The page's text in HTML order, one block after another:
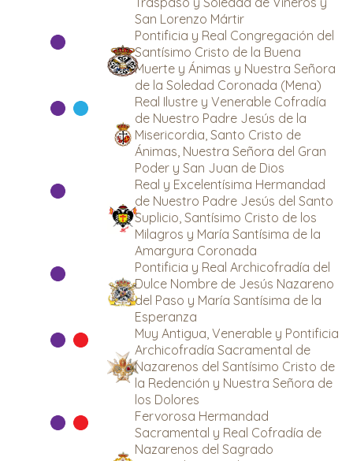
San Lorenzo Mártir
Pontificia y Real Congregación del
Santísimo Cristo de la Buena
Muerte y Ánimas y Nuestra Señora
de la Soledad Coronada (Mena)
Real Ilustre y Venerable Cofradía
de Nuestro Padre Jesús de la
Misericordia, Santo Cristo de
Ánimas, Nuestra Señora del Gran
Poder y San Juan de Dios
Real y Excelentísima Hermandad
de Nuestro Padre Jesús del Santo
Suplicio, Santísimo Cristo de los
Milagros y María Santísima de la
Amargura Coronada
Pontificia y Real Archicofradía del
Dulce Nombre de Jesús Nazareno
del Paso y María Santísima de la
Esperanza
Muy Antigua, Venerable y Pontificia
Archicofradía Sacramental de
Nazarenos del Santísimo Cristo de
la Redención y Nuestra Señora de
los Dolores
Fervorosa Hermandad
Sacramental y Real Cofradía de
Nazarenos del Sagrado